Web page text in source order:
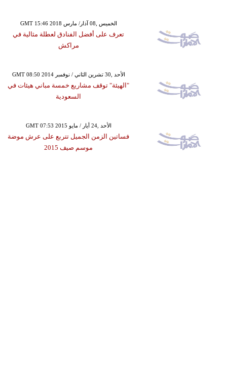
GMT 15:46 2018 الخميس ,08 آذار/ مارس
تعرف على أفضل الفنادق لعطلة مثالية في
مراكش
GMT 08:50 2014 الأحد ,30 تشرين الثاني / نوفمبر
"الهيئة" توقف مشاريع خمسة مباني هيئات في
السعودية
GMT 07:53 2015 الأحد ,24 أيار / مايو
فساتين الزمن الجميل تتربع على عرش موضة
موسم صيف 2015